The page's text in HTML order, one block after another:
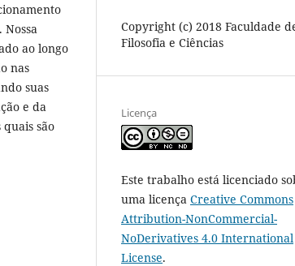
ao longo
nas
suas
e da
são
Copyright (c) 2018 Faculdade
Filosofia e Ciências
Licença
Este trabalho está licenciado
uma licença Creative Commons
Attribution-NonCommercial-
NoDerivatives 4.0 International
License.